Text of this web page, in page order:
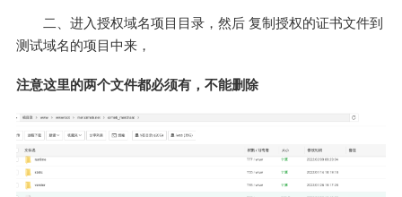
二、进入授权域名项目目录，然后 复制授权的证书文件到
测试域名的项目中来，
注意这里的两个文件都必须有，不能删除